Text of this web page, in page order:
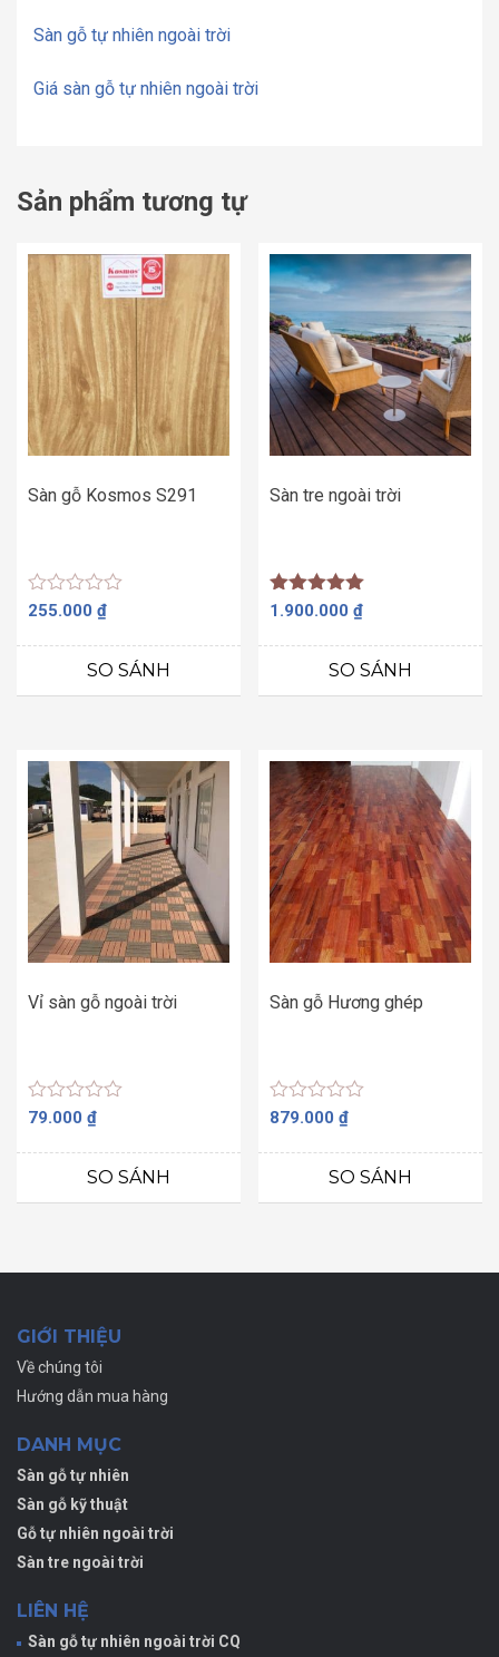
Sàn gỗ tự nhiên ngoài trời
Giá sàn gỗ tự nhiên ngoài trời
Sản phẩm tương tự
Sàn gỗ Kosmos S291
Được
hạng
sao
255.000 ₫
SO SÁNH
Sàn tre ngoài trời
Được xếp
5.00
1.900.000₫
SO SÁNH
Vỉ sàn gỗ ngoài trời
Được
hạng
sao
79.000 ₫
SO SÁNH
Sàn gỗ Hương ghép
Được
hạng
sao
879.000₫
SO SÁNH
GIỚI THIỆU
Về chúng tôi
Hướng dẫn mua hàng
DANH MỤC
Sàn gỗ tự nhiên
Sàn gỗ kỹ thuật
Gỗ tự nhiên ngoài trời
Sàn tre ngoài trời
LIÊN HỆ
Sàn gỗ tự nhiên ngoài trời CQ